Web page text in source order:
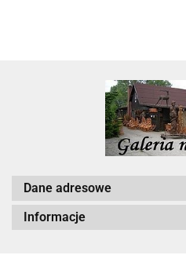
Dane adresowe
Informacje